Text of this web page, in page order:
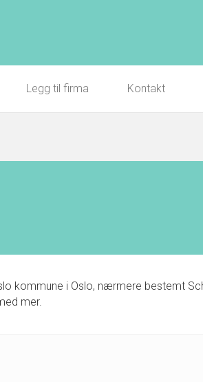
Legg til firma Kontakt
kommune i Oslo, nærmere bestemt
mer.